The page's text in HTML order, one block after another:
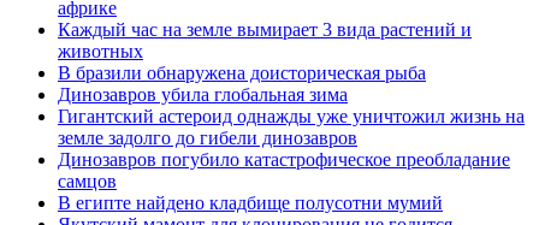
африке
Каждый час на земле вымирает 3 вида растений и
животных
В бразили обнаружена доисторическая рыба
Динозавров убила глобальная зима
Гигантский астероид однажды уже уничтожил жизнь на
земле задолго до гибели динозавров
Динозавров погубило катастрофическое преобладание
самцов
В египте найдено кладбище полусотни мумий